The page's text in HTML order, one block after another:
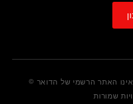
האתר הרשמי של הדואר ©